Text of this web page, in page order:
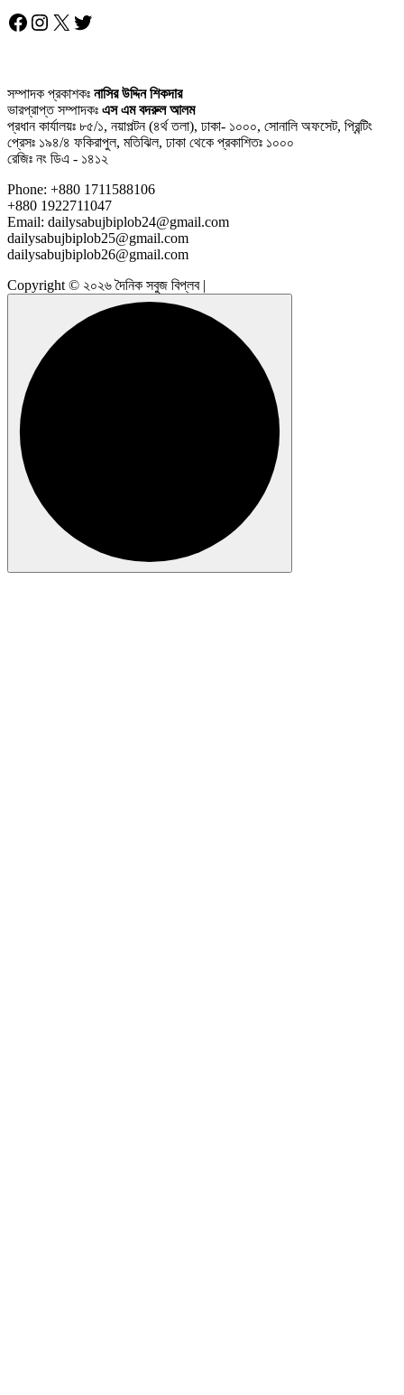
Facebook
Instagram
X Twitter
সম্পাদক প্রকাশকঃ নাসির উদ্দিন শিকদার
ভারপ্রাপ্ত সম্পাদকঃ এস এম বদরুল আলম
প্রধান কার্যালয়ঃ ৮৫/১, নয়াপল্টন (৪র্থ তলা), ঢাকা- ১০০০, সোনালি অফসেট, প্রিন্টিং
প্রেসঃ ১৯৪/৪ ফকিরাপুল, মতিঝিল, ঢাকা থেকে প্রকাশিতঃ ১০০০
রেজিঃ নং ডিএ - ১৪১২
Phone: +880 1711588106
+880 1922711047
Email: dailysabujbiplob24@gmail.com
dailysabujbiplob25@gmail.com
dailysabujbiplob26@gmail.com
Copyright © ২০২৬ দৈনিক সবুজ বিপ্লব |